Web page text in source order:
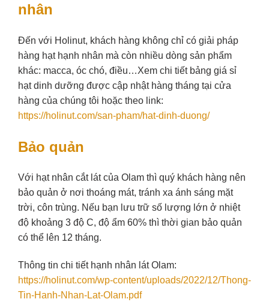
nhân
Đến với Holinut, khách hàng không chỉ có giải pháp
hàng hạt hạnh nhân mà còn nhiều dòng sản phẩm
khác: macca, óc chó, điều…Xem chi tiết bảng giá sỉ
hạt dinh dưỡng được cập nhật hàng tháng tại cửa
hàng của chúng tôi hoặc theo link:
https://holinut.com/san-pham/hat-dinh-duong/
Bảo quản
Với hạt nhân cắt lát của Olam thì quý khách hàng nên
bảo quản ở nơi thoáng mát, tránh xa ánh sáng mặt
trời, côn trùng. Nếu bạn lưu trữ số lượng lớn ở nhiệt
độ khoảng 3 độ C, độ ẩm 60% thì thời gian bảo quản
có thể lên 12 tháng.
Thông tin chi tiết hạnh nhân lát Olam:
https://holinut.com/wp-content/uploads/2022/12/Thong-
Tin-Hanh-Nhan-Lat-Olam.pdf